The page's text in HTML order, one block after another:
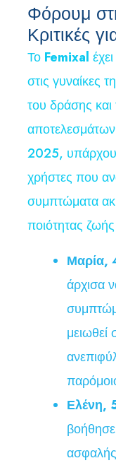
Φόρουμ
Κριτικές
Το Femixal
στις γυναίκες
του δράσης και
2025,
χρήστες που
συμπτώματα
ποιότητας
Μαρία,
άρχισα
Ελένη,
βοήθησε